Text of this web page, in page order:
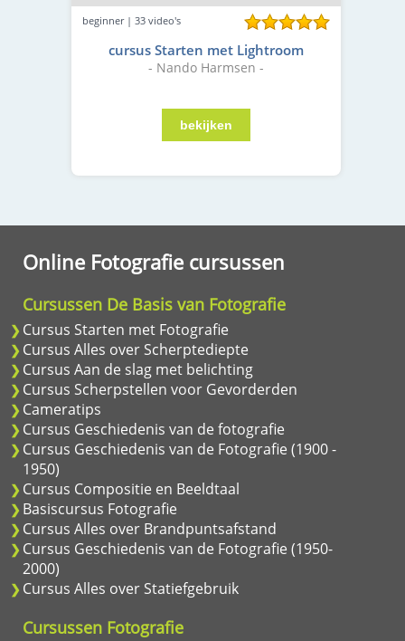
beginner | 33 video's
cursus Starten met Lightroom
- Nando Harmsen -
Online Fotografie cursussen
Cursussen De Basis van Fotografie
Cursus Starten met Fotografie
Cursus Alles over Scherptediepte
Cursus Aan de slag met belichting
Cursus Scherpstellen voor Gevorderden
Cameratips
Cursus Geschiedenis van de fotografie
Cursus Geschiedenis van de Fotografie (1900 -
1950)
Cursus Compositie en Beeldtaal
Basiscursus Fotografie
Cursus Alles over Brandpuntsafstand
Cursus Geschiedenis van de Fotografie (1950-
2000)
Cursus Alles over Statiefgebruik
Cursussen Fotografie